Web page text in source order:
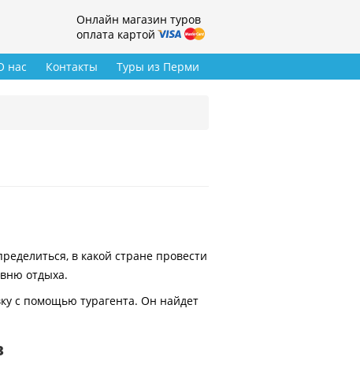
Онлайн магазин туров
оплата картой
Туры из Перми
нас Контакты
в какой стране провести
отдыха.
с помощью турагента. Он найдет